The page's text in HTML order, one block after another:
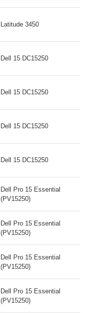
Latitude 3450
Dell 15 DC15250
Dell 15 DC15250
Dell 15 DC15250
Dell 15 DC15250
Dell Pro 15 Essential
(PV15250)
Dell Pro 15 Essential
(PV15250)
Dell Pro 15 Essential
(PV15250)
Dell Pro 15 Essential
(PV15250)